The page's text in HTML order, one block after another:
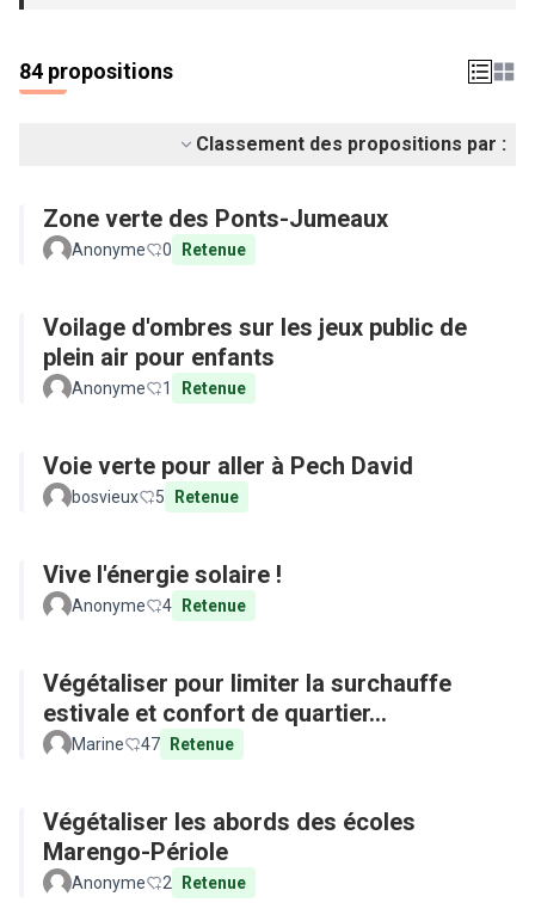
84 propositions
Classement des propositions par :
Zone verte des Ponts-Jumeaux
Anonyme 0 Retenue
Voilage d'ombres sur les jeux public de
plein air pour enfants
Anonyme 1 Retenue
Voie verte pour aller à Pech David
bosvieux 5 Retenue
Vive l'énergie solaire !
Anonyme 4 Retenue
Végétaliser pour limiter la surchauffe
estivale et confort de quartier...
Marine 47 Retenue
Végétaliser les abords des écoles
Marengo-Périole
Anonyme 2 Retenue